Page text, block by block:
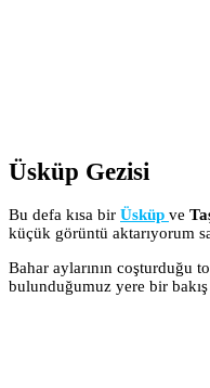
Üsküp Gezisi
Bu defa kısa bir Üsküp ve
küçük görüntü aktarıyorum
Bahar aylarının coşturduğu
bulunduğumuz yere bir bakış